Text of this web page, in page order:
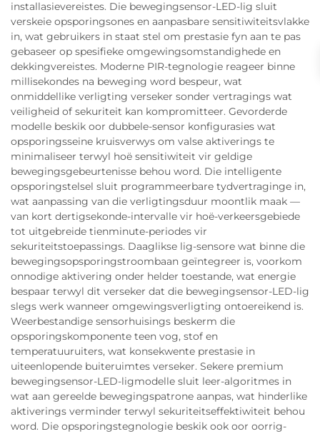
installasievereistes. Die bewegingsensor-LED-lig sluit
verskeie opsporingsones en aanpasbare sensitiwiteitsvlakke
in, wat gebruikers in staat stel om prestasie fyn aan te pas
gebaseer op spesifieke omgewingsomstandighede en
dekkingvereistes. Moderne PIR-tegnologie reageer binne
millisekondes na beweging word bespeur, wat
onmiddellike verligting verseker sonder vertragings wat
veiligheid of sekuriteit kan kompromitteer. Gevorderde
modelle beskik oor dubbele-sensor konfigurasies wat
opsporingsseine kruisverwys om valse aktiverings te
minimaliseer terwyl hoë sensitiwiteit vir geldige
bewegingsgebeurtenisse behou word. Die intelligente
opsporingstelsel sluit programmeerbare tydvertraginge in,
wat aanpassing van die verligtingsduur moontlik maak —
van kort dertigsekonde-intervalle vir hoë-verkeersgebiede
tot uitgebreide tienminute-periodes vir
sekuriteitstoepassings. Daaglikse lig-sensore wat binne die
bewegingsopsporingstroombaan geïntegreer is, voorkom
onnodige aktivering onder helder toestande, wat energie
bespaar terwyl dit verseker dat die bewegingsensor-LED-lig
slegs werk wanneer omgewingsverligting ontoereikend is.
Weerbestandige sensorhuisings beskerm die
opsporingskomponente teen vog, stof en
temperatuuruiters, wat konsekwente prestasie in
uiteenlopende buiteruimtes verseker. Sekere premium
bewegingsensor-LED-ligmodelle sluit leer-algoritmes in
wat aan gereelde bewegingspatrone aanpas, wat hinderlike
aktiverings verminder terwyl sekuriteitseffektiwiteit behou
word. Die opsporingstegnologie beskik ook oor oorrig-